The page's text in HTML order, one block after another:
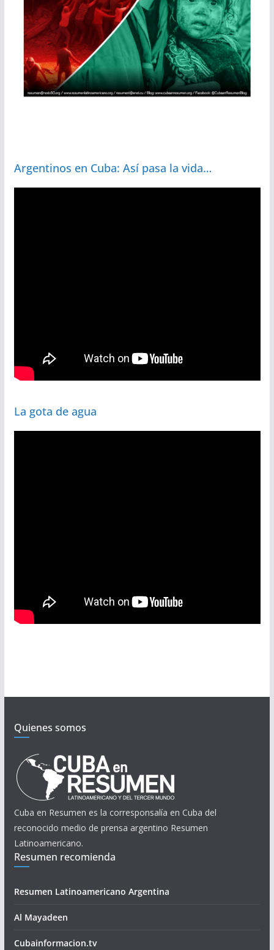
Argentinos en Cuba: Así pasa la vida…
La gota de agua
Quienes somos
Cuba en Resumen es la corresponsalía en Cuba del
reconocido medio de prensa argentino Resumen
Latinoamericano.
Resumen recomienda
Resumen Latinoamericano Argentina
Al Mayadeen
Cubainformacion.tv